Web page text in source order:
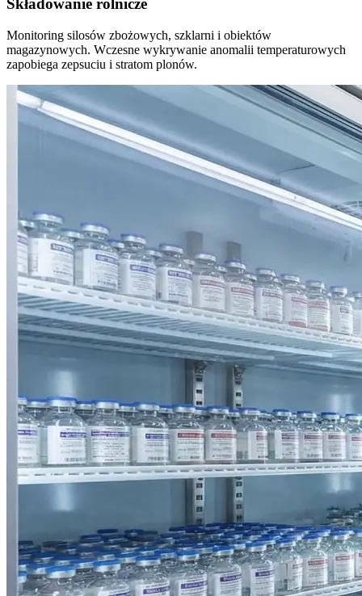
Składowanie rolnicze
Monitoring silosów zbożowych, szklarni i obiektów
magazynowych. Wczesne wykrywanie anomalii temperaturowych
zapobiega zepsuciu i stratom plonów.